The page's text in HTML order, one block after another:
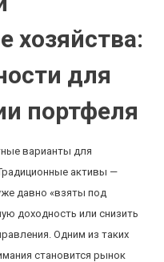
хозяйства:
для
портфеля
варианты для
активы —
давно «взяты под
доходность или снизить
Одним из таких
становится рынок